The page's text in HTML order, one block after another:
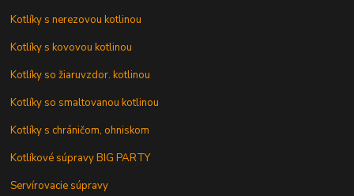
Kotlíky s nerezovou kotlinou
Kotlíky s kovovou kotlinou
Kotlíky so žiaruvzdor. kotlinou
Kotlíky so smaltovanou kotlinou
Kotlíky s chráničom, ohniskom
Kotlíkové súpravy BIG PARTY
Servírovacie súpravy